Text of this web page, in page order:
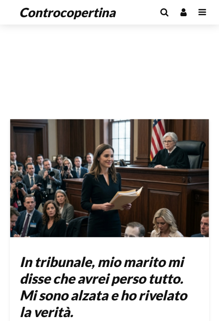
Controcopertina
In tribunale, mio marito mi
disse che avrei perso tutto.
Mi sono alzata e ho rivelato
la verità.